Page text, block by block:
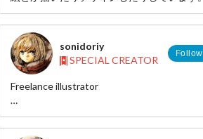
sonidoriy
SPECIAL CREATOR
Follow
Freelance illustrator